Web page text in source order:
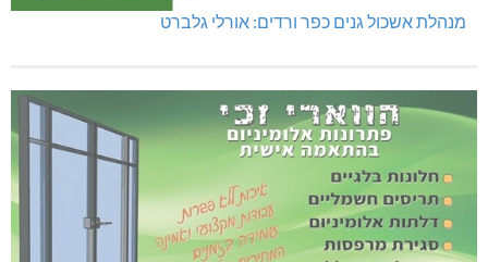
מנהלת אשכול גנים כפר ורדים: אורלי גלברט